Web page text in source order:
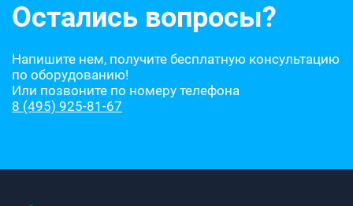
Остались вопросы?
Напишите нем, получите бесплатную консультацию
по оборудованию!
Или позвоните по номеру телефона
8 (495) 925-81-67